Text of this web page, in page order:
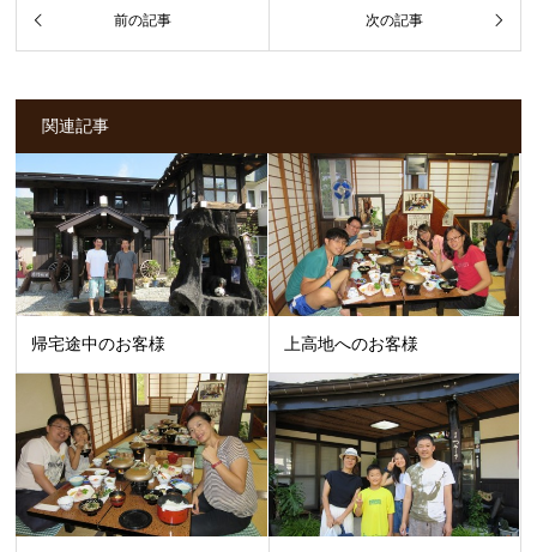
関連記事
帰宅途中のお客様 上高地へのお客様